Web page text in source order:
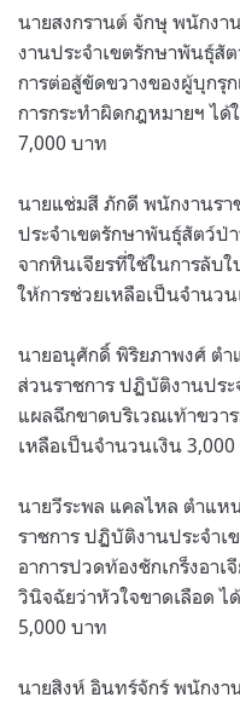
นายสงกรานต์ จักษุ พนักง
งานประจำเขตรักษาพันธุ์สั
การต่อสู้ขัดขวางของผู้บุกรุ
การกระทำผิดกฎหมายฯ ได้
7,000 บาท
นายแช่มสี ภักดี พนักงานร
ประจำเขตรักษาพันธุ์สัตว์
จากหินเจียรที่ใช้ในการลับ
ให้การช่วยเหลือเป็นจำนว
นายอนุศักดิ์ พิริยภาพงศ์ ต
ส่วนราชการ ปฏิบัติงานปร
แผลฉีกขาดบริเวณเท้าขวา
เหลือเป็นจำนวนเงิน
นายวีระพล แคลไหล ตำแ
ราชการ ปฏิบัติงานประจำ
อาการปวดท้องชักเกร็งอาเ
วินิจฉัยว่าหัวใจขาดเลือด ไ
5,000 บาท
นายสิงห์ อินทร์จักร์ พนักงา